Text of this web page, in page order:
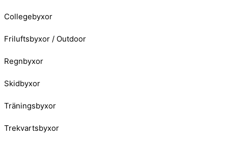
Collegebyxor
Friluftsbyxor / Outdoor
Regnbyxor
Skidbyxor
Träningsbyxor
Trekvartsbyxor